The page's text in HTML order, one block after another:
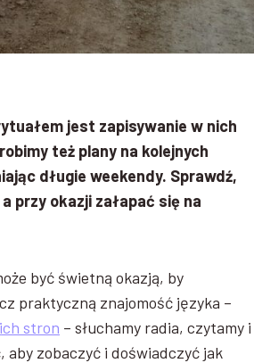
jest zapisywanie w nich
też plany na kolejnych
długie weekendy. Sprawdź,
przy okazji załapać się na
być świetną okazją, by
praktyczną znajomość języka –
stron – słuchamy radia, czytamy i
aby zobaczyć i doświadczyć jak